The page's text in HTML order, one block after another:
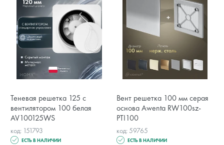
Теневая решетка 125 с
вентилятором 100 белая
AV100125WS
код: 151793
ЕСТЬ В НАЛИЧИИ
Вент решетка 100 мм серая
основа Awenta RW100sz-
PTI100
код: 59765
ЕСТЬ В НАЛИЧИИ